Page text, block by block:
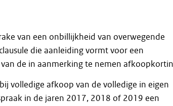
van een onbillijkheid van overwegende
die aanleiding vormt voor een
de in aanmerking te nemen
volledige afkoop van de volledige in eigen
in de jaren 2017, 2018 of 2019 een